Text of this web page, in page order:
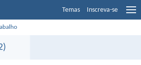
Temas Inscreva-se